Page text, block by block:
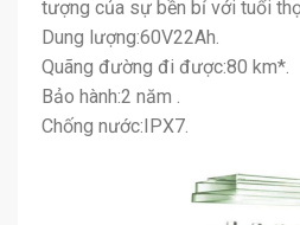
tượng của sự bền bỉ với tuổi
Dung lượng:60V22Ah.
Quãng đường đi được:80 km*.
Bảo hành:2 năm .
Chống nước:IPX7.